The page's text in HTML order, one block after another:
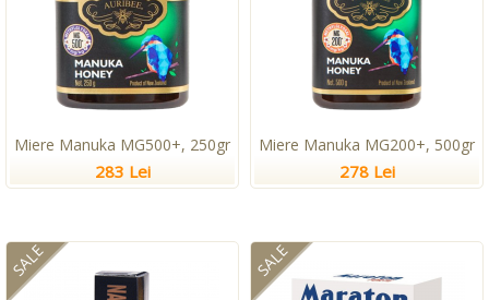
Miere Manuka MG500+, 250gr
283 Lei
Miere Manuka MG200+, 500gr
278 Lei
SALE SALE